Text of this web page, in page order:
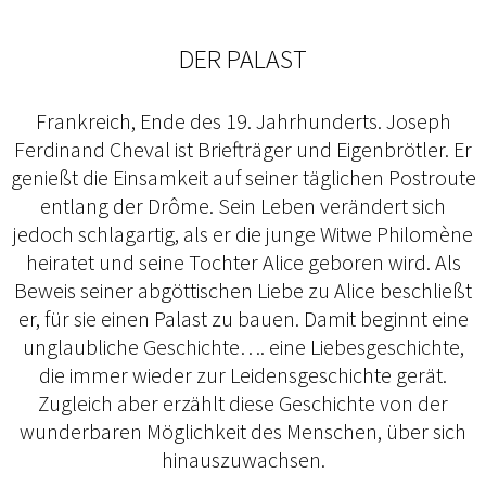
DER PALAST
Frankreich, Ende des 19. Jahrhunderts. Joseph
Ferdinand Cheval ist Briefträger und Eigenbrötler. Er
genießt die Einsamkeit auf seiner täglichen Postroute
entlang der Drôme. Sein Leben verändert sich
jedoch schlagartig, als er die junge Witwe Philomène
heiratet und seine Tochter Alice geboren wird. Als
Beweis seiner abgöttischen Liebe zu Alice beschließt
er, für sie einen Palast zu bauen. Damit beginnt eine
unglaubliche Geschichte…. eine Liebesgeschichte,
die immer wieder zur Leidensgeschichte gerät.
Zugleich aber erzählt diese Geschichte von der
wunderbaren Möglichkeit des Menschen, über sich
hinauszuwachsen.